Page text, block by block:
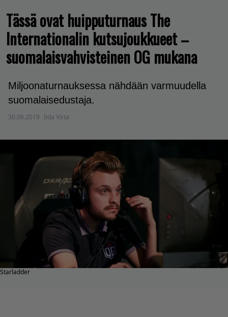
Tässä ovat huipputurnaus The
Internationalin kutsujoukkueet –
suomalaisvahvisteinen OG mukana
Miljoonaturnauksessa nähdään varmuudella
suomalaisedustaja.
30.06.2019 Iida Virta
Starladder